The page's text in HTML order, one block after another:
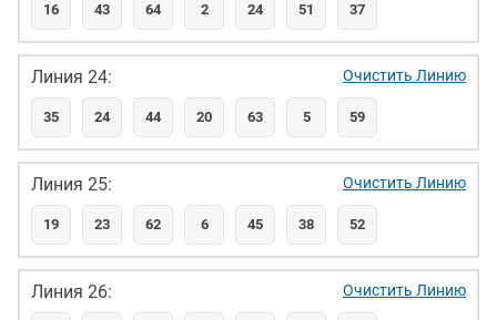
16 43 64 2 24 51 37
Линия 24:
35 24 44 20 63 5 59
Очистить Линию
Линия 25:
19 23 62 6 45 38 52
Очистить Линию
Линия 26: Очистить Линию